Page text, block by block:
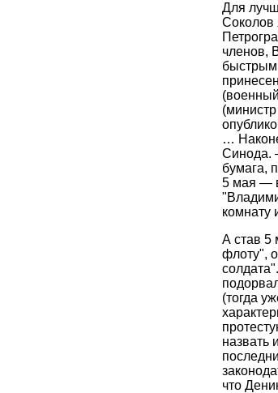
Для
Соколов
членов,
…
Синода.
бумага,
5 мая —
комнату
А став 5
флоту",
(тогда
назвать
что